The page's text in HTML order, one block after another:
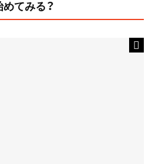
てみる？